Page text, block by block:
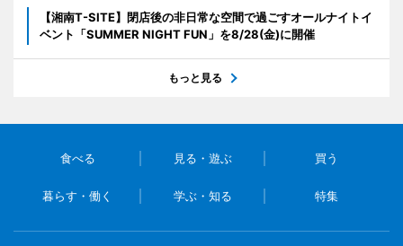
【湘南T-SITE】閉店後の非日常な空間で過ごすオールナイトイ
ベント「SUMMER NIGHT FUN」を8/28(金)に開催
もっと見る
食べる 見る・遊ぶ 買う
暮らす・働く 学ぶ・知る 特集